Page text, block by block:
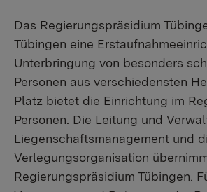
Das Regierungspräsidium
Tübingen eine
Unterbringung von besonders
Personen aus verschiedensten
Platz bietet die Einrichtung im
Personen. Die Leitung und
Liegenschaftsmanagement und
Verlegungsorganisation
Regierungspräsidium Tübingen.